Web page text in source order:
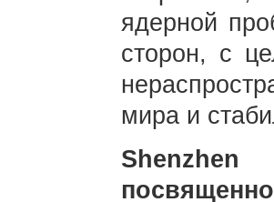
ядерной
сторон, с
мира и